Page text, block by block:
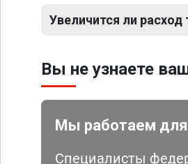
Увеличится ли расход
Вы не узнаете
Мы работаем для
Специалисты